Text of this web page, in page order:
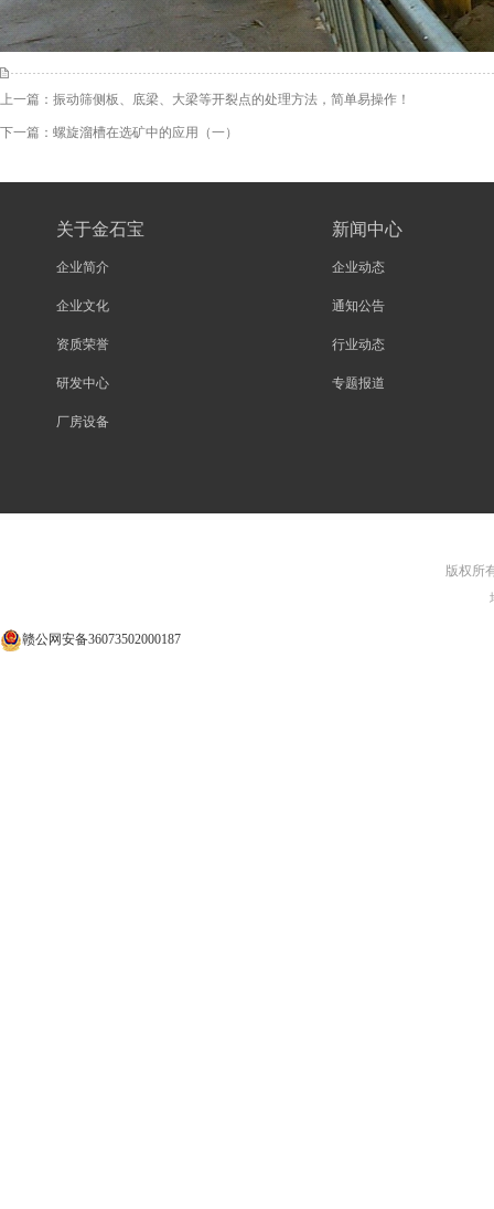
上一篇： 振动筛侧板、底梁、大梁等开裂点的处理方法，简单易操作！
下一篇： 螺旋溜槽在选矿中的应用（一）
关于金石宝
企业简介
企业文化
资质荣誉
研发中心
厂房设备
新闻中心
企业动态
通知公告
行业动态
专题报道
版权所
赣公网安备36073502000187